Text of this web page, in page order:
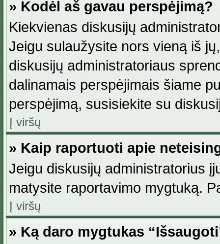
» Kodėl aš gavau perspėjimą?
Kiekvienas diskusijų
Jeigu sulaužysite nors vieną iš
diskusijų administratoriaus
dalinamais perspėjimais šiame
perspėjimą, susisiekite su
Į viršų
» Kaip raportuoti apie
Jeigu diskusijų administratorius
matysite raportavimo mygtuką.
Į viršų
» Ką daro mygtukas